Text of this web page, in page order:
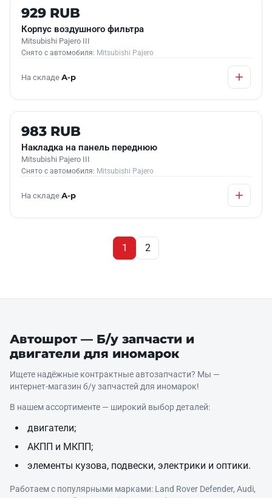
Б/У В НАЛИЧИИ
929 RUB
Корпус воздушного фильтра
Mitsubishi Pajero III
Снято с автомобиля: Mitsubishi Pajero
На складе А-р
Б/У В НАЛИЧИИ
983 RUB
Накладка на панель переднюю
Mitsubishi Pajero III
Снято с автомобиля: Mitsubishi Pajero
На складе А-р
1 2
Автошрот — Б/у запчасти и
двигатели для иномарок
Ищете надёжные контрактные автозапчасти? Мы —
интернет‑магазин б/у запчастей для иномарок!
В нашем ассортименте — широкий выбор деталей:
двигатели;
АКПП и МКПП;
элементы кузова, подвески, электрики и оптики.
Работаем с популярными марками: Land Rover Defender, Audi,